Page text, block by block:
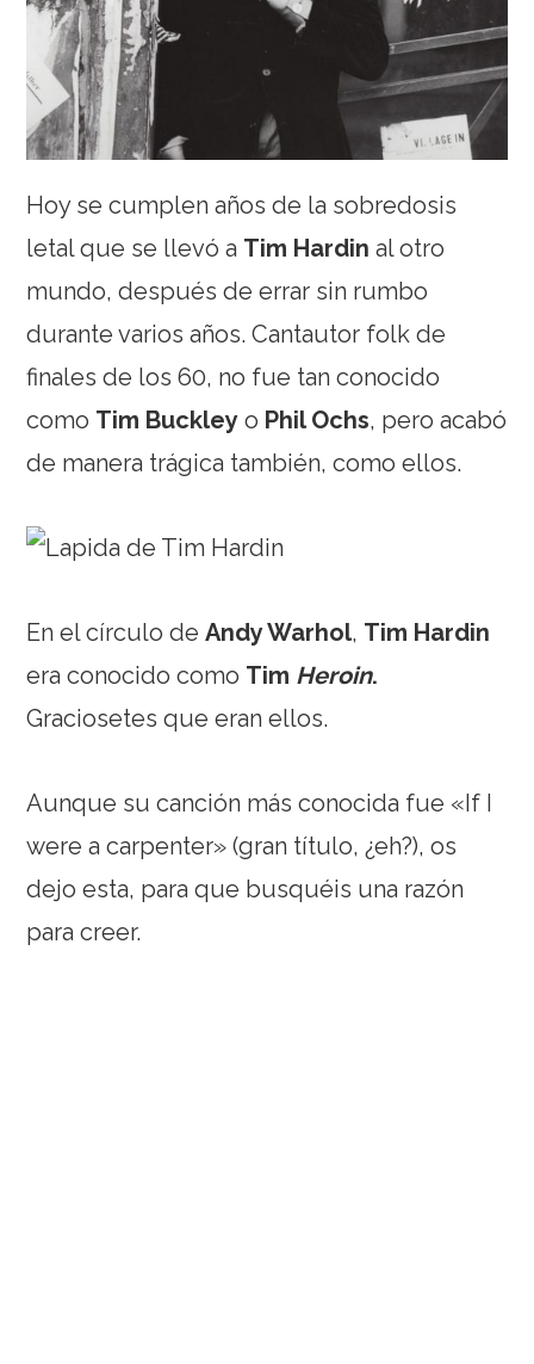
Hoy se cumplen años de la sobredosis
letal que se llevó a Tim Hardin al otro
mundo, después de errar sin rumbo
durante varios años. Cantautor folk de
finales de los 60, no fue tan conocido
como Tim Buckley o Phil Ochs, pero acabó
de manera trágica también, como ellos.
En el círculo deAndy Warhol, Tim Hardin
era conocido como Tim Heroin.
Graciosetes que eran ellos.
Aunque su canción más conocida fue «If I
were a carpenter» (gran título, ¿eh?), os
dejo esta, para que busquéis una razón
para creer.